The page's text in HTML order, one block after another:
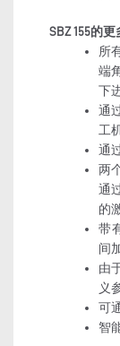
SBZ 155的
所
端
下
通
工
通
两
通
的
带
间
由
义
可
智